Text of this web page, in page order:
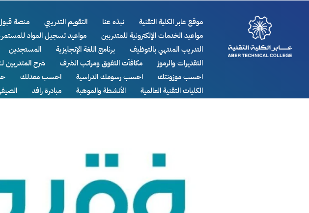
موقع عابر الكلية التقنية نبذه عنا التقويم التدريبي منصة
مواعيد الخدمات الإلكترونية للمتدربين
مواعيد تسجيل المواد
التدريب المنتهي بالتوظيف
برنامج اللغة الإنجليزية المستجدين
التقديرات والرموز
مكافآت التفوق ومراتب الشرف شرح المتدربين
احسب موزونتك
احسب رسومك الدراسية احسب معدلك
الكليات التقنية العالمية
الأنشطة والموهبة مبادرة رافد